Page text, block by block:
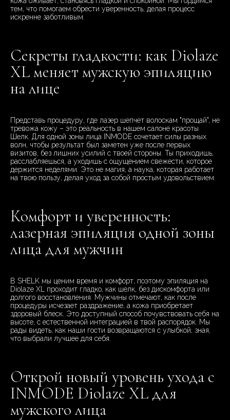
тем, что помогаем обрести уверенность, делая процесс
искренне заботливым.
Секреты гладкости: как Diolaze
XL меняет мужскую эпиляцию
на лице
Представь процедуру, где лазер шепчет волоскам "прощай", не
тревожа кожу – это реальность в нашем салоне красоты
Шелк. Для одной зоны лица INMODE сочетает силы разных
волн, чтобы результат был заметен уже после первых
визитов, без лишних усилий с твоей стороны. Ты приходишь,
расслабляешься, а уходишь с ощущением свежести, которое
держится неделями. Это не магия, а наука, которая работает
на твою пользу, делая уход за собой простым удовольствием.
Комфорт и уверенность:
лазерная эпиляция одной зоны
лица для мужчин
В SHELK мы ценим время и комфорт, поэтому эпиляция на
Diolaze XL проходит гладко, как шелк, без дискомфорта или
долгого восстановления. Мужчины отмечают, как после
процедуры исчезает раздражение, а кожа приобретает
здоровый блеск. Это доступный способ почувствовать себя на
высоте, с естественной интеграцией в твой распорядок. Мы
рады видеть, как наши гости возвращаются с улыбкой, зная,
что выбрали лучшее для себя.
Открой новый уровень ухода с
INMODE Diolaze XL для
мужского лица